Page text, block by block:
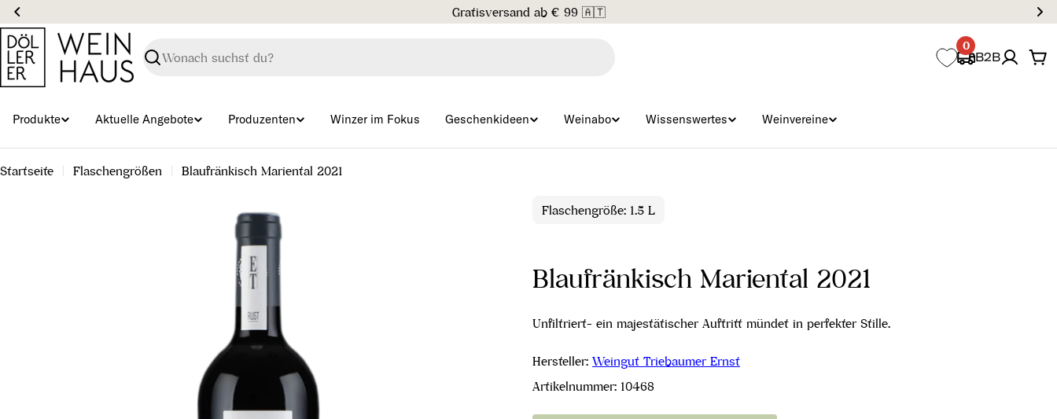
Zum
Inhalt
springen
Gratisversand ab € 99 🇦🇹
Suchen
0
B2B
Produkte Aktuelle Angebote Produzenten Winzer im Fokus Geschenkideen Weinabo Wissenswertes Weinvereine
Startseite Flaschengrößen Blaufränkisch Mariental 2021
Flaschengröße: 1.5 L
Blaufränkisch Mariental 2021
Unfiltriert- ein majestätischer Auftritt mündet in perfekter Stille.
Hersteller: Weingut Triebaumer Ernst
Artikelnummer: 10468